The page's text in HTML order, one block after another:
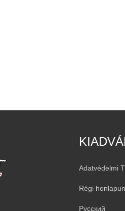
Adatvédelmi
Régi
Русский